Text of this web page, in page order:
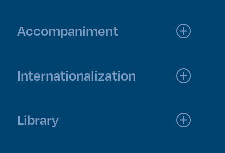
Accompaniment
Internationalization
Library